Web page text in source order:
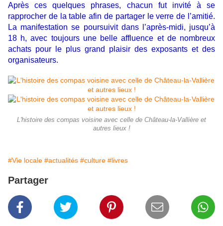
Après ces quelques phrases, chacun fut invité à se
rapprocher de la table afin de partager le verre de l’amitié.
La manifestation se poursuivit dans l’après-midi, jusqu’à
18 h, avec toujours une belle affluence et de nombreux
achats pour le plus grand plaisir des exposants et des
organisateurs.
L'histoire des compas voisine avec celle de Château-la-Vallière et
autres lieux !
#Vie locale #actualités #culture #livres
Partager